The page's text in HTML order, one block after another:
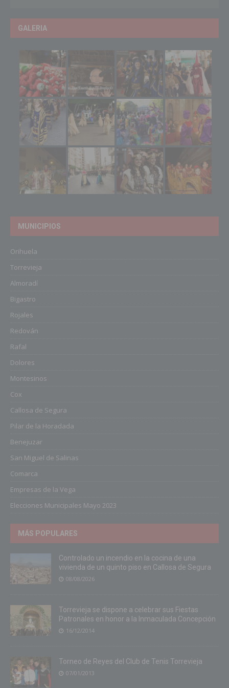
GALERIA
MUNICIPIOS
Orihuela
Torrevieja
Almoradí
Bigastro
Rojales
Redován
Rafal
Dolores
Montesinos
Cox
Callosa de Segura
Pilar de la Horadada
Benejuzar
San Miguel de Salinas
Comarca
Empresas de la Vega
Elecciones Municipales Mayo 2023
MÁS POPULARES
Controlado un incendio en la cocina de una
vivienda de un quinto piso en Callosa de Segura
08/08/2026
Torrevieja se dispone a celebrar sus Fiestas
Patronales en honor a la Inmaculada Concepción
16/12/2014
Torneo de Reyes del Club de Tenis Torrevieja
07/01/2013